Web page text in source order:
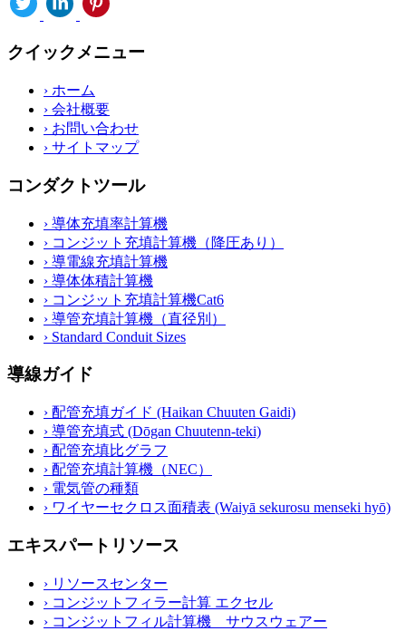
クイックメニュー
› ホーム
› 会社概要
› お問い合わせ
› サイトマップ
コンダクトツール
› 導体充填率計算機
› コンジット充填計算機（降圧あり）
› 導電線充填計算機
› 導体体積計算機
› コンジット充填計算機Cat6
› 導管充填計算機（直径別）
› Standard Conduit Sizes
導線ガイド
› 配管充填ガイド (Haikan Chuuten Gaidi)
› 導管充填式 (Dōgan Chuutenn-teki)
› 配管充填比グラフ
› 配管充填計算機（NEC）
› 電気管の種類
› ワイヤーセクロス面積表 (Waiyā sekurosu menseki hyō)
エキスパートリソース
› リソースセンター
› コンジットフィラー計算 エクセル
› コンジットフィル計算機 サウスウェアー